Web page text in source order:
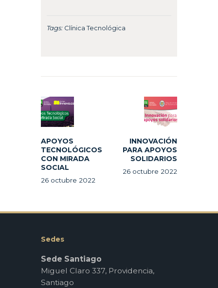
Tags: Clínica Tecnológica
de
entradas
Previous
post:
APOYOS
TECNOLÓGICOS
CON MIRADA
SOCIAL
26 octubre 2022
INNOVACIÓN
PARA APOYOS
SOLIDARIOS
26 octubre 2022
Sedes
Sede Santiago
Miguel Claro 337, Providencia,
Santiago